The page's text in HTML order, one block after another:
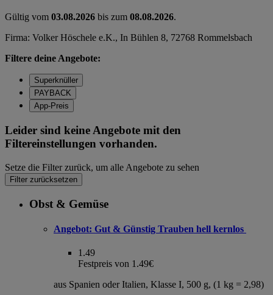
Gültig vom 03.08.2026 bis zum 08.08.2026.
Firma: Volker Höschele e.K., In Bühlen 8, 72768 Rommelsbach
Filtere deine Angebote:
Superknüller
PAYBACK
App-Preis
Leider sind keine Angebote mit den
Filtereinstellungen vorhanden.
Setze die Filter zurück, um alle Angebote zu sehen
Filter zurücksetzen
Obst & Gemüse
Angebot: Gut & Günstig Trauben hell kernlos
1.49
Festpreis von 1.49€
aus Spanien oder Italien, Klasse I, 500 g, (1 kg = 2,98)